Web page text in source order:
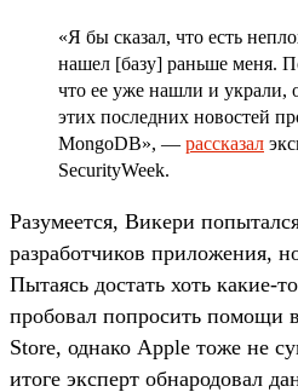
«Я бы сказал, что есть
нашел [базу] раньше меня.
что ее уже нашли и украли,
этих последних новостей
MongoDB», — рассказал
SecurityWeek.
Разумеется, Викери
разработчиков приложения,
Пытаясь достать хоть какие-
пробовал попросить помощи
Store, однако Apple тоже не
итоге эксперт обнародовал